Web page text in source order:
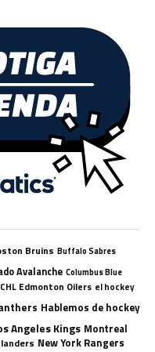
Bruins Buffalo Sabres
Avalanche Columbus Blue
Edmonton Oilers el hockey
Hablemos de hockey
Angeles Kings Montreal
New York Rangers